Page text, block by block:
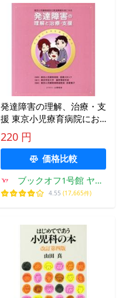
発達障害の理解、治療・支
援 東京小児療育病院にお
ける/赤星惠子
220 円
価格比較
ブックオフ1号館 ヤフ
ーショッピング店
4.55 (17,665件)